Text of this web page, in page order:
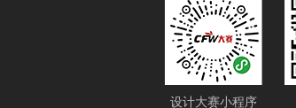
设计大赛小程序